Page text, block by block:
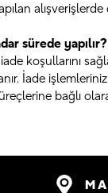
sürede yapılır?
koşullarını
İade
bağlı